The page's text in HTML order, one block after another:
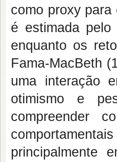
como proxy
é estimada pelo
enquanto os
Fama-MacBeth
uma interação
otimismo e
compreender
principalmente